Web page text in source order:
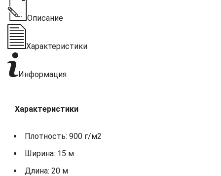
Описание
Характеристики
Информация
Характеристики
Плотность: 900 г/м2
Ширина: 15 м
Длина: 20 м